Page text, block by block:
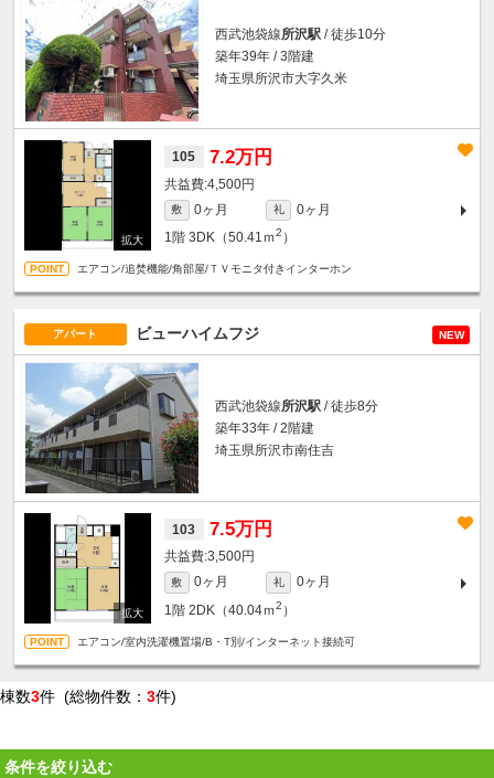
西武池袋線所沢駅 / 徒歩10分
築年39年 / 3階建
埼玉県所沢市大字久米
105 7.2万円
4,500円
敷 0ヶ月 礼
0ヶ月
1階 3DK（50.41ｍ2 ）
エアコン/追焚機能/角部屋/ＴＶモニタ付きインターホン
アパート ビューハイムフジ NEW
西武池袋線所沢駅 / 徒歩8分
築年33年 / 2階建
埼玉県所沢市南住吉
103 7.5万円
3,500円
敷 0ヶ月 礼
0ヶ月
1階 2DK（40.04ｍ2 ）
エアコン/室内洗濯機置場/B・T別/インターネット接続可
棟数3件 (総物件数： 3件)
条件を絞り込む